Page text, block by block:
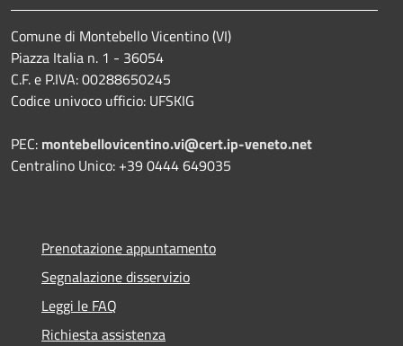
Comune di Montebello Vicentino (VI)
Piazza Italia n. 1 - 36054
C.F. e P.IVA: 00288650245
Codice univoco ufficio: UFSKIG
PEC: montebellovicentino.vi@cert.ip-veneto.net
Centralino Unico: +39 0444 649035
Prenotazione appuntamento
Segnalazione disservizio
Leggi le FAQ
Richiesta assistenza